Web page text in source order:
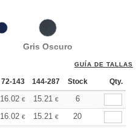
Gris Oscuro
GUÍA DE TALLAS
72-143 144-287 288 + Más
Stock Qty.
16.02 € 15.21 € 14.81
6
16.02 € 15.21 € 14.81
20